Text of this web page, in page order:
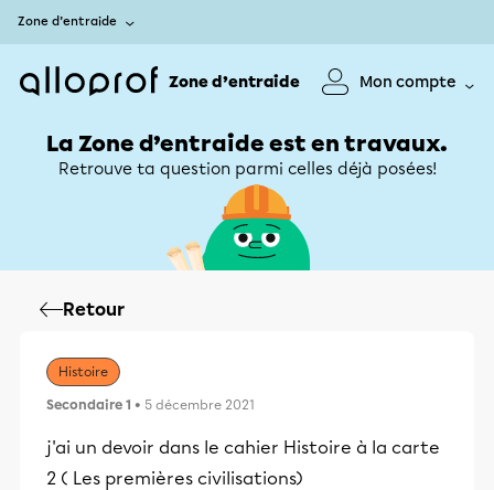
Zone d’entraide
Zone d’entraide Mon compte
La Zone d’entraide est en travaux.
Retrouve ta question parmi celles déjà posées!
Retour
Histoire
Secondaire 1 • 5 décembre 2021
j'ai un devoir dans le cahier Histoire à la carte
2 ( Les premières civilisations)